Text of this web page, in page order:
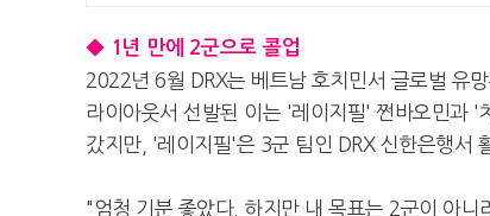
◆ 1년 만에 2군으로 콜업
2022년 6월 DRX는 베트남 호치민서 글로벌 유
라이아웃서 선발된 이는 '레이지필' 쩐바오민과
갔지만, '레이지필'은 3군 팀인 DRX 신한은행서
"엄청 기분 좋았다. 하지만 내 목표는 2군이 아